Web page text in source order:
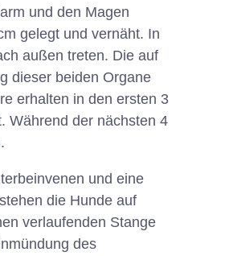
und den Magen
gelegt und vernäht. In
außen treten. Die auf
dieser beiden Organe
erhalten in den ersten 3
Während der nächsten 4
und eine
die Hunde auf
verlaufenden Stange
des